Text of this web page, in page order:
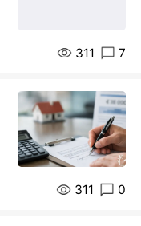
311 7
311 0